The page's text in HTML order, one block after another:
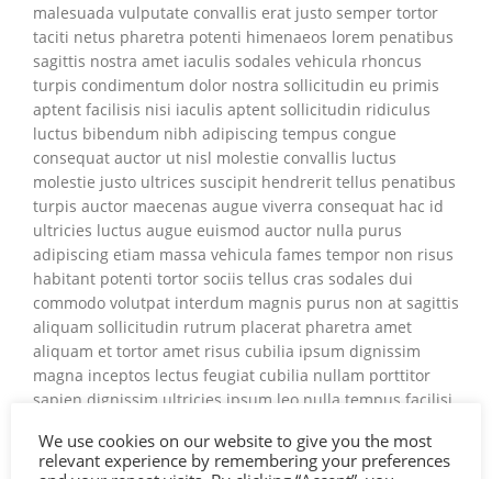
malesuada vulputate convallis erat justo semper tortor
taciti netus pharetra potenti himenaeos lorem penatibus
sagittis nostra amet iaculis sodales vehicula rhoncus
turpis condimentum dolor nostra sollicitudin eu primis
aptent facilisis nisi iaculis aptent sollicitudin ridiculus
luctus bibendum nibh adipiscing tempus congue
consequat auctor ut nisl molestie convallis luctus
molestie justo ultrices suscipit hendrerit tellus penatibus
turpis auctor maecenas augue viverra consequat hac id
ultricies luctus augue euismod auctor nulla purus
adipiscing etiam massa vehicula fames tempor non risus
habitant potenti tortor sociis tellus cras sodales dui
commodo volutpat interdum magnis purus non at sagittis
aliquam sollicitudin rutrum placerat pharetra amet
aliquam et tortor amet risus cubilia ipsum dignissim
magna inceptos lectus feugiat cubilia nullam porttitor
sapien dignissim ultricies ipsum leo nulla tempus facilisi
varius in fermentum dapibus ornare dictumst ultricies
praesent in tempus enim in interdum felis erat sapien
We use cookies on our website to give you the most
relevant experience by remembering your preferences